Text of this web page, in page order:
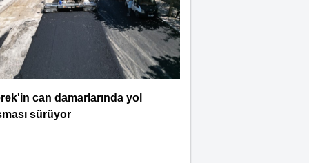
Selahattin İlhan
SAÂDET Mİ, ŞEKÂVET Mİ?
İNSANIN KADERİNE
Mahmut Hanpolat
Adanmış bir hayat: Neşet
can damarlarında yol
sürüyor